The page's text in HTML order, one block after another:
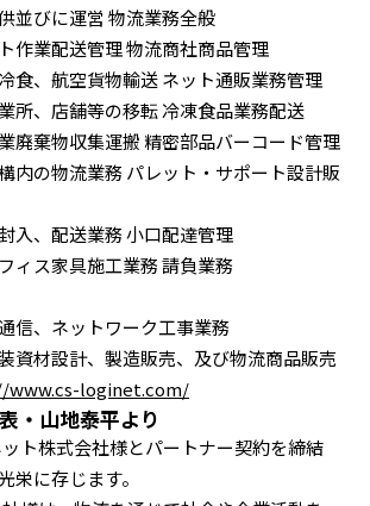
並びに運営 物流業務全般
作業配送管理 物流商社商品管理
食、航空貨物輸送 ネット通販業務管理
所、店舗等の移転 冷凍食品業務配送
廃棄物収集運搬 精密部品バーコード管理
内の物流業務 パレット・サポート設計販
入、配送業務 小口配達管理
ィス家具施工業務 請負業務
信、ネットワーク工事業務
資材設計、製造販売、及び物流商品販売
www.cs-loginet.com/
・山地泰平より
ト株式会社様とパートナー契約を締結
栄に存じます。